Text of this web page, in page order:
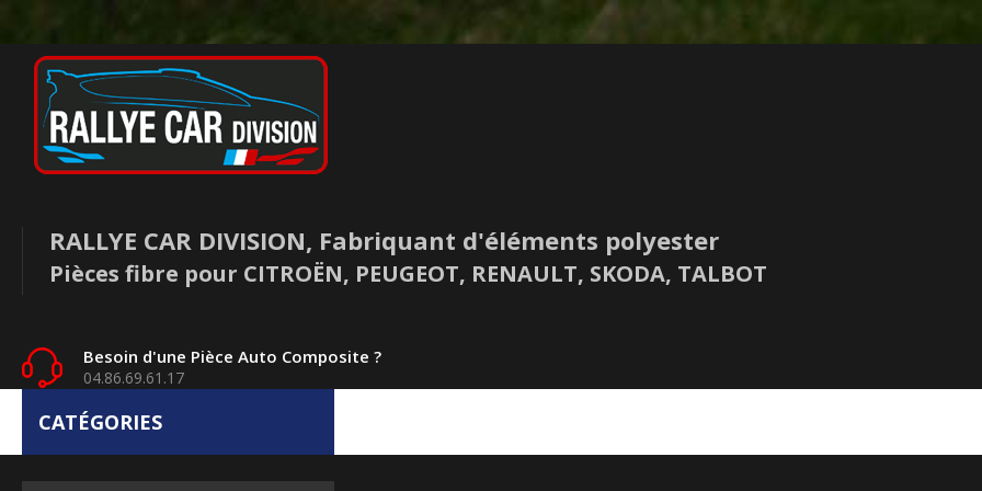
RALLYE CAR DIVISION, Fabriquant d'éléments polyester
Pièces fibre pour CITROËN, PEUGEOT, RENAULT, SKODA, TALBOT
Besoin d'une Pièce Auto Composite ?
04.86.69.61.17
CATÉGORIES